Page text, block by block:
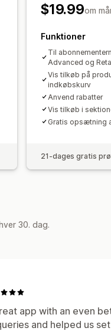
$19.99om
Funktioner
Til
Advanced og
Vis tilkøb på
indkøbskurv
Anvend rabatter
Vis tilkøb i
Gratis opsætning
21-dages gratis
30. dag.
app with an even
and helped us